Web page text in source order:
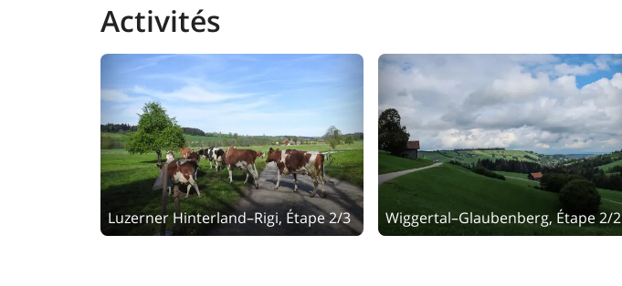
Activités
Luzerner Hinterland–Rigi, Étape 2/3 Wiggertal–Glaubenberg, Étape 2/2